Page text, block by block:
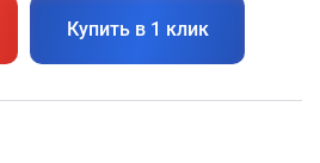
Купить в 1 клик